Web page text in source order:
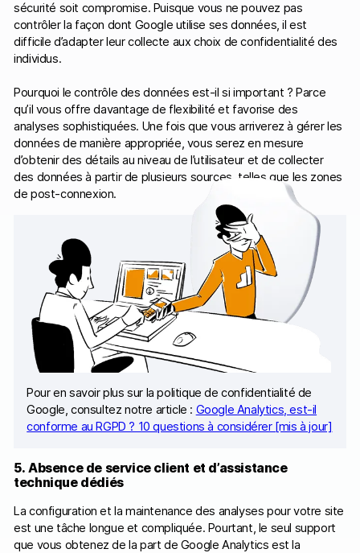
sécurité soit compromise. Puisque vous ne pouvez pas
contrôler la façon dont Google utilise ses données, il est
difficile d’adapter leur collecte aux choix de confidentialité des
individus.
Pourquoi le contrôle des données est-il si important ? Parce
qu’il vous offre davantage de flexibilité et favorise des
analyses sophistiquées. Une fois que vous arriverez à gérer les
données de manière appropriée, vous serez en mesure
d’obtenir des détails au niveau de l’utilisateur et de collecter
des données à partir de plusieurs sources, telles que les zones
de post-connexion.
Pour en savoir plus sur la politique de confidentialité de
Google, consultez notre article : Google Analytics, est-il
conforme au RGPD ? 10 questions à considérer [mis à jour]
5. Absence de service client et d’assistance
technique dédiés
La configuration et la maintenance des analyses pour votre site
est une tâche longue et compliquée. Pourtant, le seul support
que vous obtenez de la part de Google Analytics est la